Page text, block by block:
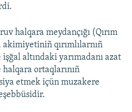
halqara meydançığı (Qırım
qırımlılarnıñ
işğal altındaki yarımadanı azat
ortaqlarınıñ
etmek içün muzakere